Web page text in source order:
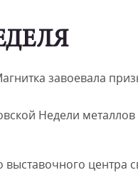
завоевала
Недели